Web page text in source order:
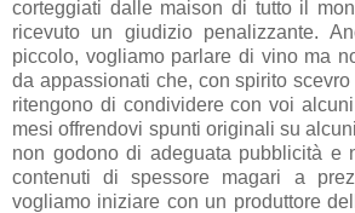
corteggiati dalle maison di tutto il
ricevuto un giudizio penalizzante.
piccolo, vogliamo parlare di vino ma
da appassionati che, con spirito
ritengono di condividere con voi
mesi offrendovi spunti originali su
non godono di adeguata pubblicità e
contenuti di spessore magari a
vogliamo iniziare con un produttore